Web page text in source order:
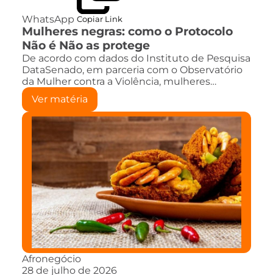
WhatsApp Copiar Link
Mulheres negras: como o Protocolo
Não é Não as protege
De acordo com dados do Instituto de Pesquisa
DataSenado, em parceria com o Observatório
da Mulher contra a Violência, mulheres…
Ver matéria
Afronegócio
28 de julho de 2026